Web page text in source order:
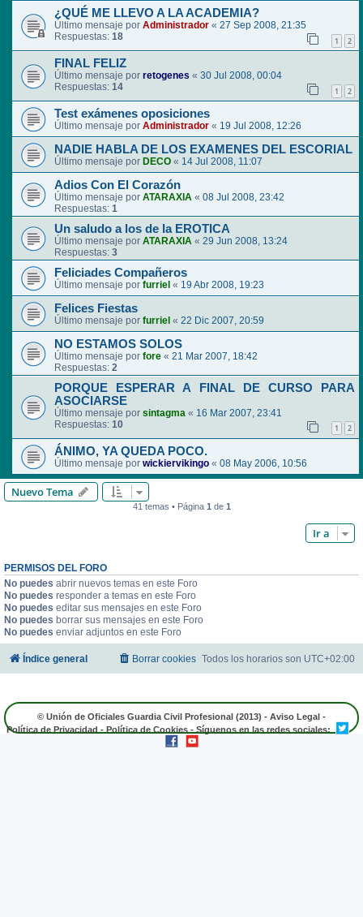
¿QUÉ ME LLEVO A LA ACADEMIA?
Último mensaje por Administrador « 27 Sep 2008, 21:35
Respuestas: 18 1 2
FINAL FELIZ
Último mensaje por retogenes « 30 Jul 2008, 00:04
Respuestas: 14 1 2
Test exámenes oposiciones
Último mensaje por Administrador « 19 Jul 2008, 12:26
NADIE HABLA DE LOS EXAMENES DEL ESCORIAL
Último mensaje por DECO « 14 Jul 2008, 11:07
Adios Con El Corazón
Último mensaje por ATARAXIA « 08 Jul 2008, 23:42
Respuestas: 1
Un saludo a los de la EROTICA
Último mensaje por ATARAXIA « 29 Jun 2008, 13:24
Respuestas: 3
Feliciades Compañeros
Último mensaje por furriel « 19 Abr 2008, 19:23
Felices Fiestas
Último mensaje por furriel « 22 Dic 2007, 20:59
NO ESTAMOS SOLOS
Último mensaje por fore « 21 Mar 2007, 18:42
Respuestas: 2
PORQUE ESPERAR A FINAL DE CURSO PARA
ASOCIARSE
Último mensaje por sintagma « 16 Mar 2007, 23:41
Respuestas: 10 1 2
ÁNIMO, YA QUEDA POCO.
Último mensaje por wickiervikingo « 08 May 2006, 10:56
Nuevo Tema
41 temas • Página 1 de 1
Ir a
PERMISOS DEL FORO
No puedes abrir nuevos temas en este Foro
No puedes responder a temas en este Foro
No puedes editar sus mensajes en este Foro
No puedes borrar sus mensajes en este Foro
No puedes enviar adjuntos en este Foro
Índice general Todos los horarios son UTC+02:00
Borrar cookies
© Unión de Oficiales Guardia Civil Profesional (2013) - Aviso Legal -
Política de Privacidad - Política de Cookies - Síguenos en las redes sociales: